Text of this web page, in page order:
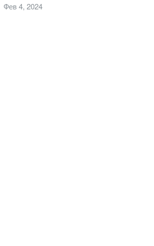
Фев 4, 2024